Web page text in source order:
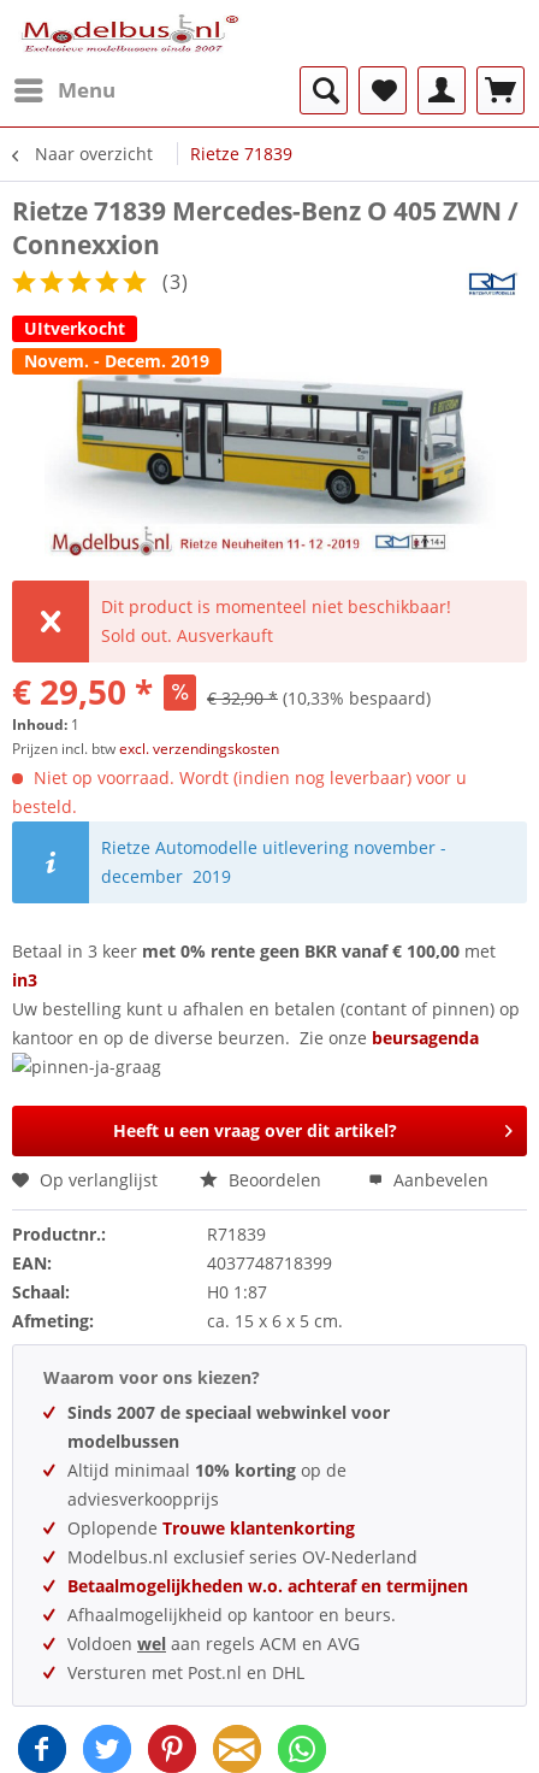
Menu
Naar overzicht Rietze 71839
Rietze 71839 Mercedes-Benz O 405 ZWN /
Connexxion
(3)
UItverkocht
Novem. - Decem. 2019
Dit product is momenteel niet beschikbaar!
Sold out. Ausverkauft
€ 29,50 * € 32,90 * (10,33% bespaard)
Inhoud: 1
Prijzen incl. btwexcl. verzendingskosten
Niet op voorraad. Wordt (indien nog leverbaar) voor u
besteld.
Rietze Automodelle uitlevering november -
december 2019
Betaal in 3 keer met 0% rente geen BKR vanaf € 100,00 met
in3
Uw bestelling kunt u afhalen en betalen (contant of pinnen) op
kantoor en op de diverse beurzen. Zie onze beursagenda
Heeft u een vraag over dit artikel?
Op verlanglijst Beoordelen Aanbevelen
Productnr.:
R71839
EAN:
4037748718399
Schaal:
H0 1:87
Afmeting:
ca. 15 x 6 x 5 cm.
Waarom voor ons kiezen?
Sinds 2007 de speciaal webwinkel voor
modelbussen
Altijd minimaal 10% korting op de
adviesverkoopprijs
Oplopende Trouwe klantenkorting
Modelbus.nl exclusief series OV-Nederland
Betaalmogelijkheden w.o. achteraf en termijnen
Afhaalmogelijkheid op kantoor en beurs.
Voldoen wel aan regels ACM en AVG
Versturen met Post.nl en DHL